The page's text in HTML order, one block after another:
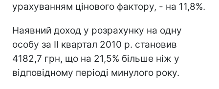
урахуванням цінового фактору, - на 11,8%.
Наявний доход у розрахунку на одну
особу за ІI квартал 2010 р. становив
4182,7 грн, що на 21,5% більше ніж у
відповідному періоді минулого року.